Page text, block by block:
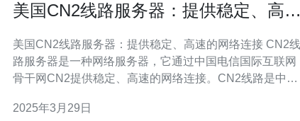
美国CN2线路服务器：提供稳定、高速
美国CN2线路服务器：提供稳定、高速的网络连接 CN2线
路服务器是一种网络服务器，它通过中国电信国际互联网
骨干网CN2提供稳定、高速的网络连接。CN2线路是中国
迟和更高的带宽，能够提供更优质的网络服务。 选择美国
2025年3月29日